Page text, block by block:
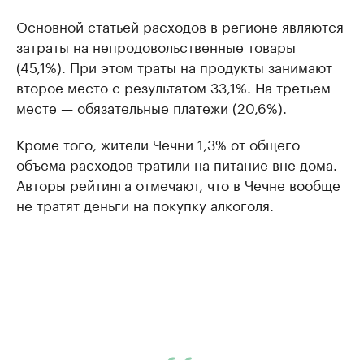
Основной статьей расходов в регионе являются
затраты на непродовольственные товары
(45,1%). При этом траты на продукты занимают
второе место с результатом 33,1%. На третьем
месте — обязательные платежи (20,6%).
Кроме того, жители Чечни 1,3% от общего
объема расходов тратили на питание вне дома.
Авторы рейтинга отмечают, что в Чечне вообще
не тратят деньги на покупку алкоголя.